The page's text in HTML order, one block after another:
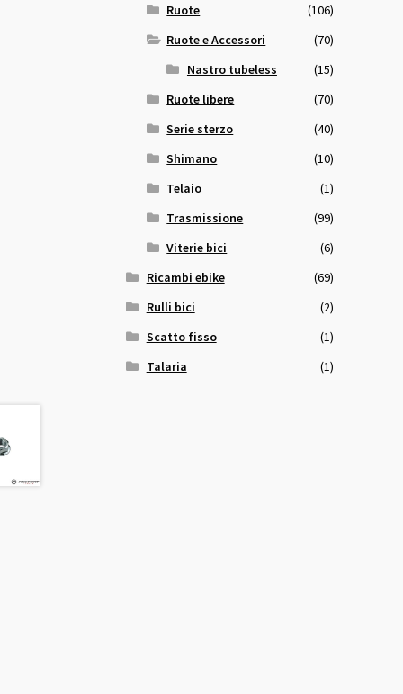
Ruote
(106)
Ruote e Accessori
(70)
Nastro tubeless
(15)
Ruote libere
(70)
Serie sterzo
(40)
Shimano
(10)
Telaio
(1)
Trasmissione
(99)
Viterie bici
(6)
Ricambi ebike
(69)
Rulli bici
(2)
Scatto fisso
(1)
Talaria
(1)